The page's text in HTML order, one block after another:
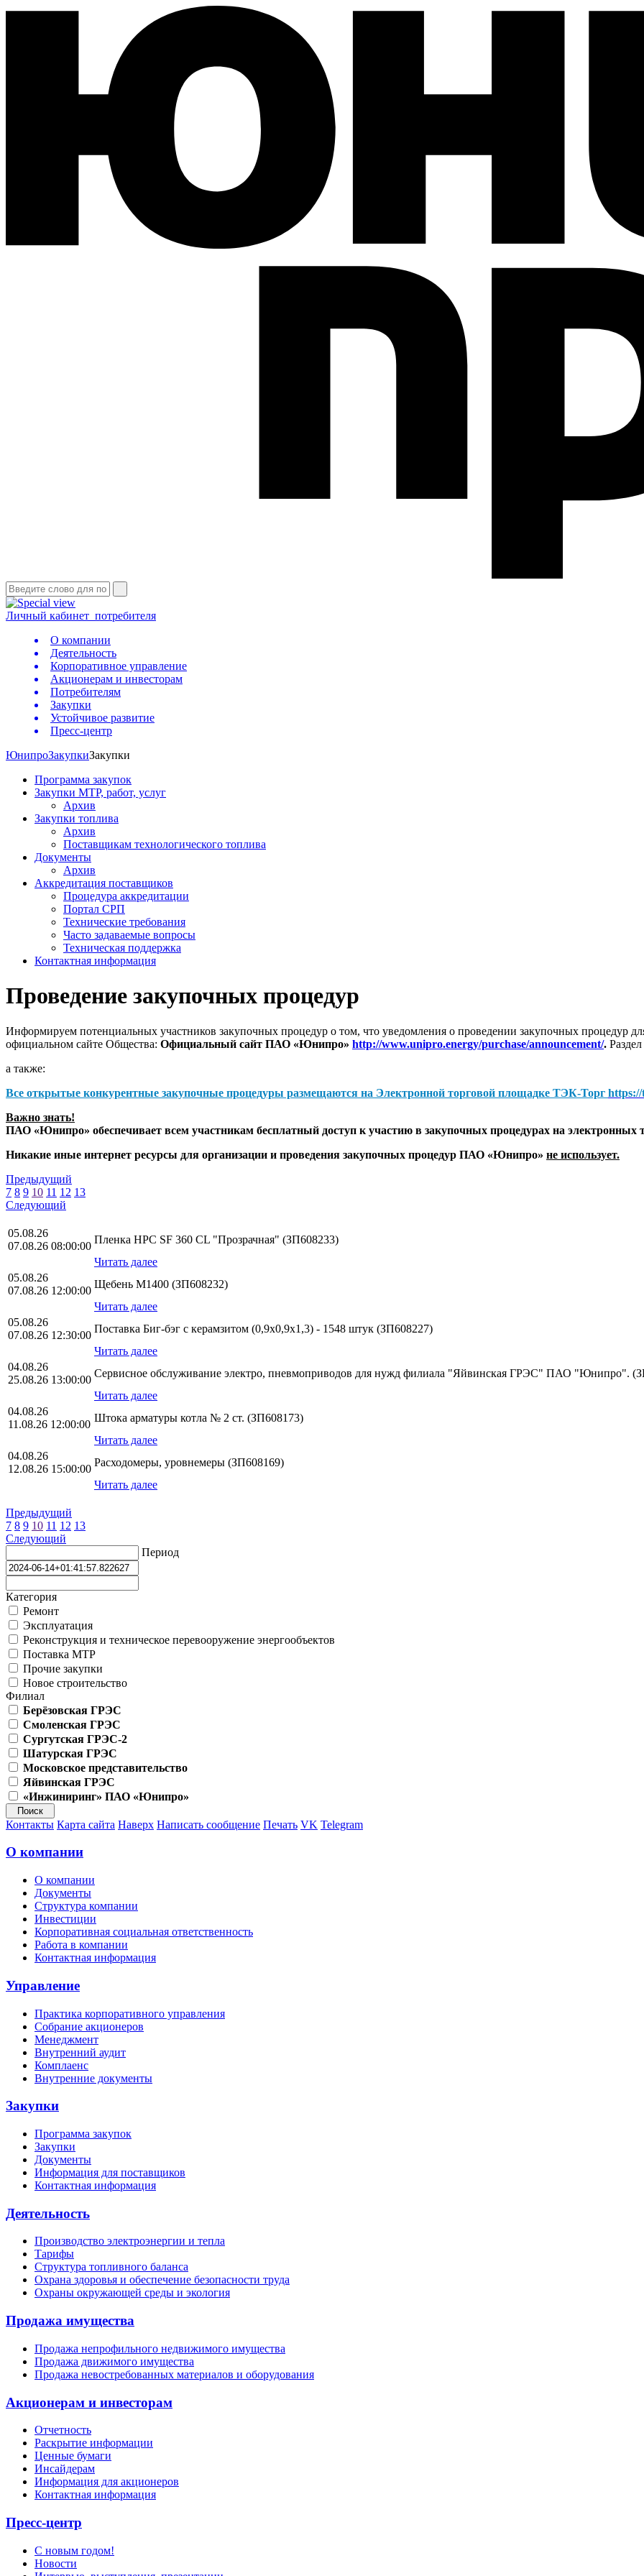
Личный кабинет потребителя
О компании
Деятельность
Корпоративное управление
Акционерам и инвесторам
Потребителям
Закупки
Устойчивое развитие
Пресс-центр
ЮнипроЗакупкиЗакупки
Программа закупок
Закупки МТР, работ, услуг
Архив
Закупки топлива
Архив
Поставщикам технологического топлива
Документы
Архив
Аккредитация поставщиков
Процедура аккредитации
Портал СРП
Технические требования
Часто задаваемые вопросы
Техническая поддержка
Контактная информация
Проведение закупочных процедур
Информируем потенциальных участников закупочных процедур о том, что уведомления о проведении закупочных
официальном сайте Общества: Официальный сайт ПАО «Юнипро» http://www.unipro.energy/purchase/announcement/.
а также:
Все открытые конкурентные закупочные процедуры размещаются на Электронной торговой площадке ТЭК-Торг
Важно знать!
ПАО «Юнипро» обеспечивает всем участникам бесплатный доступ к участию в закупочных процедурах на электронных
Никакие иные интернет ресурсы для организации и проведения закупочных процедур ПАО «Юнипро» не использует.
Предыдущий
7 8 9 10 11 12 13
Следующий
05.08.26
07.08.26 08:00:00
Пленка HPС SF 360 CL "Прозрачная" (ЗП608233)
Читать далее
05.08.26
07.08.26 12:00:00
Щебень М1400 (ЗП608232)
Читать далее
05.08.26
07.08.26 12:30:00
Поставка Биг-бэг с керамзитом (0,9х0,9х1,3) - 1548 штук (ЗП608227)
Читать далее
04.08.26
25.08.26 13:00:00
Сервисное обслуживание электро, пневмоприводов для нужд филиала "Яйвинская ГРЭС" ПАО "Юнипро".
Читать далее
04.08.26
11.08.26 12:00:00
Штока арматуры котла № 2 ст. (ЗП608173)
Читать далее
04.08.26
12.08.26 15:00:00
Расходомеры, уровнемеры (ЗП608169)
Читать далее
Предыдущий
7 8 9 10 11 12 13
Следующий
Период
Категория
Ремонт
Эксплуатация
Реконструкция и техническое перевооружение энергообъектов
Поставка МТР
Прочие закупки
Новое строительство
Филиал
Берёзовская ГРЭС
Смоленская ГРЭС
Сургутская ГРЭС-2
Шатурская ГРЭС
Московское представительство
Яйвинская ГРЭС
«Инжиниринг» ПАО «Юнипро»
Контакты Карта сайта Наверх Написать сообщение Печать VK Telegram
О компании
О компании
Документы
Структура компании
Инвестиции
Корпоративная социальная ответственность
Работа в компании
Контактная информация
Управление
Практика корпоративного управления
Собрание акционеров
Менеджмент
Внутренний аудит
Комплаенс
Внутренние документы
Закупки
Программа закупок
Закупки
Документы
Информация для поставщиков
Контактная информация
Деятельность
Производство электроэнергии и тепла
Тарифы
Структура топливного баланса
Охрана здоровья и обеспечение безопасности труда
Охраны окружающей среды и экология
Продажа имущества
Продажа непрофильного недвижимого имущества
Продажа движимого имущества
Продажа невостребованных материалов и оборудования
Акционерам и инвесторам
Отчетность
Раскрытие информации
Ценные бумаги
Инсайдерам
Информация для акционеров
Контактная информация
Пресс-центр
С новым годом!
Новости